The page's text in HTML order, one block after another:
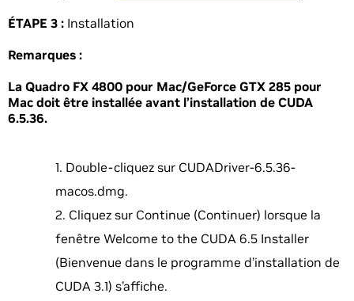
ÉTAPE 3 : Installation
Remarques :
La Quadro FX 4800 pour Mac/GeForce GTX 285 pour
Mac doit être installée avant l’installation de CUDA
6.5.36.
Double-cliquez sur CUDADriver-6.5.36-
macos.dmg.
Cliquez sur Continue (Continuer) lorsque la
fenêtre Welcome to the CUDA 6.5 Installer
(Bienvenue dans le programme d’installation de
CUDA 3.1) s’affiche.